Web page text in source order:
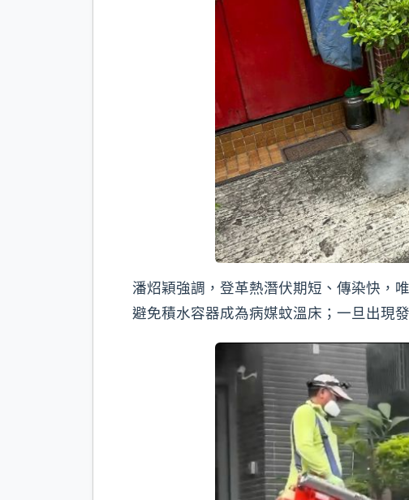
潘炤穎強調，登革熱潛伏期短、傳染快，
避免積水容器成為病媒蚊溫床；一旦出現